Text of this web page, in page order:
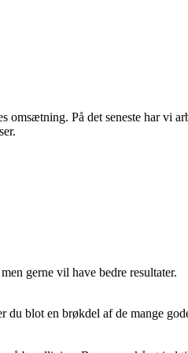
omsætning. På det seneste har vi
gerne vil have bedre resultater.
blot en brøkdel af de mange